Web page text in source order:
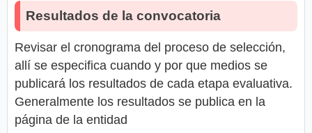
Resultados de la convocatoria
Revisar el cronograma del proceso de selección,
allí se especifica cuando y por que medios se
publicará los resultados de cada etapa evaluativa.
Generalmente los resultados se publica en la
página de la entidad